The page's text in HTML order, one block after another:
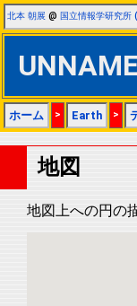
北本 朝展 @ 国立情報学研究所
ホーム > Earth >
地図
地図上への円の